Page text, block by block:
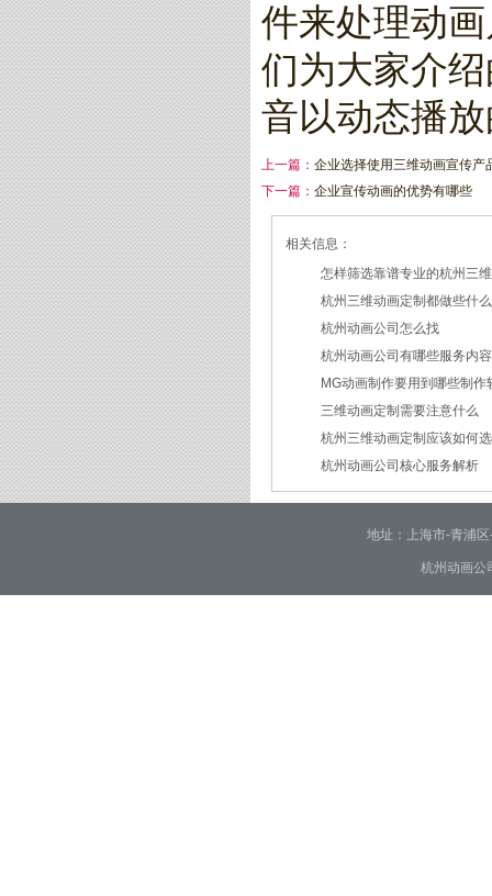
件来处理动
们为大家介
音以动态播
上一篇： 企业选择使用三维动画宣传产
下一篇： 企业宣传动画的优势有哪些
相关信息：
怎样筛选靠谱专业的杭州三
2026/07/21
杭州三维动画定制都做些什
2026/03/19
杭州动画公司怎么找
2026/03/12
杭州动画公司有哪些服务内容
2026/03/09
MG动画制作要用到哪些制作
2026/02/24
三维动画定制需要注意什么
2026/02/09
杭州三维动画定制应该如何
2026/01/30
杭州动画公司核心服务解析
2026/01/28
地址：上海市-青浦
杭州动画公